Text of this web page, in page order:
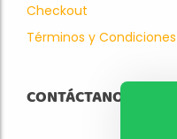
Checkout
Términos y Condiciones
CONTÁCTANOS